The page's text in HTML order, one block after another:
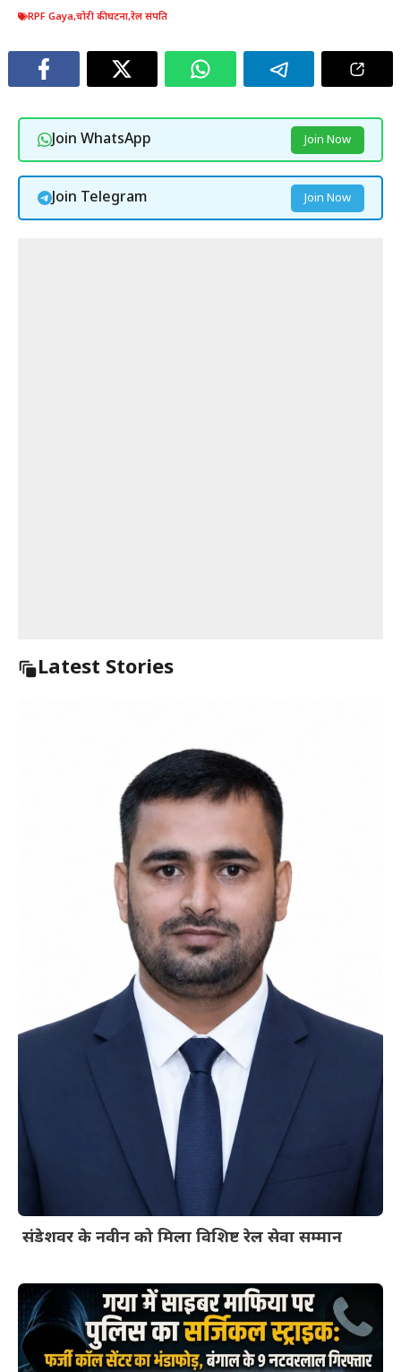
RPF Gaya,चोरी की घटना,रेल संपति
Join WhatsApp Join Now
Join Telegram Join Now
Latest Stories
संडेशवर के नवीन को मिला विशिष्ट रेल सेवा सम्मान